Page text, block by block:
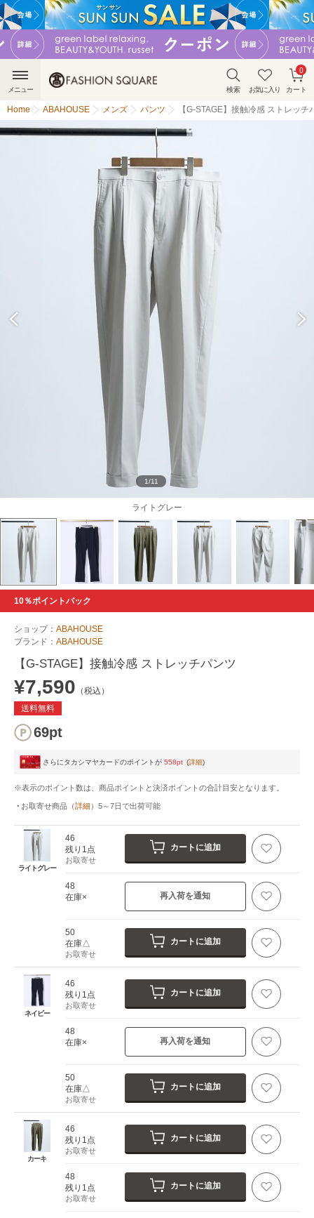
検索 お気に入り カート
0
メニュー
Home ABAHOUSE メンズ パンツ 【G-STAGE】接触冷感 ストレッチ
ライトグレー
1/11
10％ポイントバック
ショップ： ABAHOUSE
ブランド： ABAHOUSE
【G-STAGE】接触冷感 ストレッチパンツ
¥7,590 （税込）
送料無料
69pt
さらにタカシマヤカードのポイントが 558pt (詳細)
※表示のポイント数は、商品ポイントと決済ポイントの合計目安となります。
お取寄せ商品 （詳細） 5～7日で出荷可能
ライトグレー
46
残り1点
お取寄せ
カートに追加
48
在庫×
再入荷を通知
50
在庫△
お取寄せ
カートに追加
ネイビー
46
残り1点
お取寄せ
カートに追加
48
在庫×
再入荷を通知
50
在庫△
お取寄せ
カートに追加
カーキ
46
残り1点
お取寄せ
カートに追加
48
残り1点
お取寄せ
カートに追加